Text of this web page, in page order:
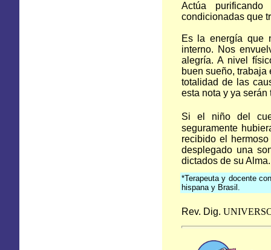
Actúa
condicionadas que
Es la energía que
interno. Nos
alegría. A nivel
buen sueño,
totalidad de las
esta nota y ya serán
Si el niño del
seguramente
recibido el
desplegado una
dictados de su Alma.
*Terapeuta y docente
hispana y Brasil.
Rev. Dig.